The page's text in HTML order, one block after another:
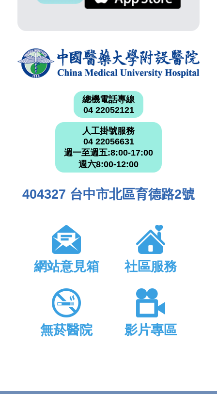
總機電話專線
04 22052121
人工掛號服務
04 22056631
週一至週五:8:00-17:00
週六8:00-12:00
404327 台中市北區育德路2號
網站意見箱 社區服務
無菸醫院 影片專區